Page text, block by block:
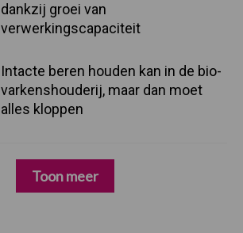
dankzij groei van
verwerkingscapaciteit
Intacte beren houden kan in de bio-
varkenshouderij, maar dan moet
alles kloppen
Toon meer